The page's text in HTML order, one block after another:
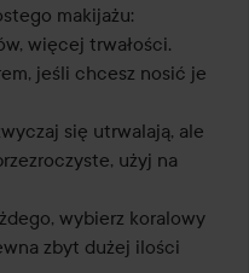
makijażu:
więcej trwałości.
jeśli chcesz nosić je
się utrwalają, ale
użyj na
wybierz koralowy
zbyt dużej ilości